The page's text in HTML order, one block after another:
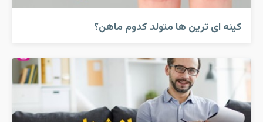
کینه ای ترین ها متولد کدوم ماهن؟